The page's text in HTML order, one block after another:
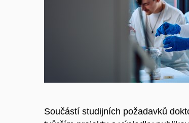
Součástí studijních požadavků